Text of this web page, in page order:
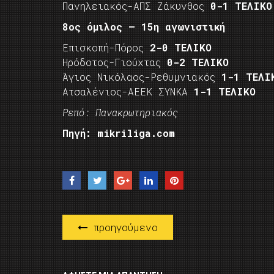
Πανηλειακός-ΑΠΣ Ζάκυνθος 0-1 ΤΕΛΙΚΟ
8ος όμιλος – 15η αγωνιστική
Επισκοπή-Πόρος 2-0 ΤΕΛΙΚΟ
Ηρόδοτος-Γιούχτας 0-2 ΤΕΛΙΚΟ
Άγιος Νικόλαος-Ρεθυμνιακός 1-1
Ατσαλένιος-ΑΕΕΚ ΣΥΝΚΑ 1-1 ΤΕΛΙΚΟ
Ρεπό: Πανακρωτηριακός
Πηγή: mikriliga.com
προηγούμενο